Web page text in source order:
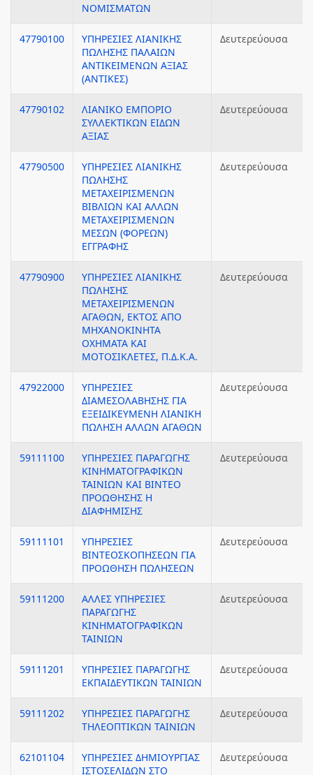
ΝΟΜΙΣΜΑΤΩΝ
47790100
ΥΠΗΡΕΣΙΕΣ ΛΙΑΝΙΚΗΣ
ΠΩΛΗΣΗΣ ΠΑΛΑΙΩΝ
ΑΝΤΙΚΕΙΜΕΝΩΝ ΑΞΙΑΣ
(ΑΝΤΙΚΕΣ)
Δευτερεύουσα
47790102
ΛΙΑΝΙΚΟ ΕΜΠΟΡΙΟ
ΣΥΛΛΕΚΤΙΚΩΝ ΕΙΔΩΝ
ΑΞΙΑΣ
Δευτερεύουσα
47790500
ΥΠΗΡΕΣΙΕΣ ΛΙΑΝΙΚΗΣ
ΠΩΛΗΣΗΣ
ΜΕΤΑΧΕΙΡΙΣΜΕΝΩΝ
ΒΙΒΛΙΩΝ ΚΑΙ ΑΛΛΩΝ
ΜΕΤΑΧΕΙΡΙΣΜΕΝΩΝ
ΜΕΣΩΝ (ΦΟΡΕΩΝ)
ΕΓΓΡΑΦΗΣ
Δευτερεύουσα
47790900
ΥΠΗΡΕΣΙΕΣ ΛΙΑΝΙΚΗΣ
ΠΩΛΗΣΗΣ
ΜΕΤΑΧΕΙΡΙΣΜΕΝΩΝ
ΑΓΑΘΩΝ, ΕΚΤΟΣ ΑΠΟ
ΜΗΧΑΝΟΚΙΝΗΤΑ
ΟΧΗΜΑΤΑ ΚΑΙ
ΜΟΤΟΣΙΚΛΕΤΕΣ, Π.Δ.Κ.Α.
Δευτερεύουσα
47922000
ΥΠΗΡΕΣΙΕΣ
ΔΙΑΜΕΣΟΛΑΒΗΣΗΣ ΓΙΑ
ΕΞΕΙΔΙΚΕΥΜΕΝΗ ΛΙΑΝΙΚΗ
ΠΩΛΗΣΗ ΑΛΛΩΝ ΑΓΑΘΩΝ
Δευτερεύουσα
59111100
ΥΠΗΡΕΣΙΕΣ ΠΑΡΑΓΩΓΗΣ
ΚΙΝΗΜΑΤΟΓΡΑΦΙΚΩΝ
ΤΑΙΝΙΩΝ ΚΑΙ ΒΙΝΤΕΟ
ΠΡΟΩΘΗΣΗΣ Η
ΔΙΑΦΗΜΙΣΗΣ
Δευτερεύουσα
59111101
ΥΠΗΡΕΣΙΕΣ
ΒΙΝΤΕΟΣΚΟΠΗΣΕΩΝ ΓΙΑ
ΠΡΟΩΘΗΣΗ ΠΩΛΗΣΕΩΝ
Δευτερεύουσα
59111200
ΑΛΛΕΣ ΥΠΗΡΕΣΙΕΣ
ΠΑΡΑΓΩΓΗΣ
ΚΙΝΗΜΑΤΟΓΡΑΦΙΚΩΝ
ΤΑΙΝΙΩΝ
Δευτερεύουσα
59111201
ΥΠΗΡΕΣΙΕΣ ΠΑΡΑΓΩΓΗΣ
ΕΚΠΑΙΔΕΥΤΙΚΩΝ ΤΑΙΝΙΩΝ
Δευτερεύουσα
59111202
ΥΠΗΡΕΣΙΕΣ ΠΑΡΑΓΩΓΗΣ
ΤΗΛΕΟΠΤΙΚΩΝ ΤΑΙΝΙΩΝ
Δευτερεύουσα
62101104
ΥΠΗΡΕΣΙΕΣ ΔΗΜΙΟΥΡΓΙΑΣ
ΙΣΤΟΣΕΛΙΔΩΝ ΣΤΟ
Δευτερεύουσα